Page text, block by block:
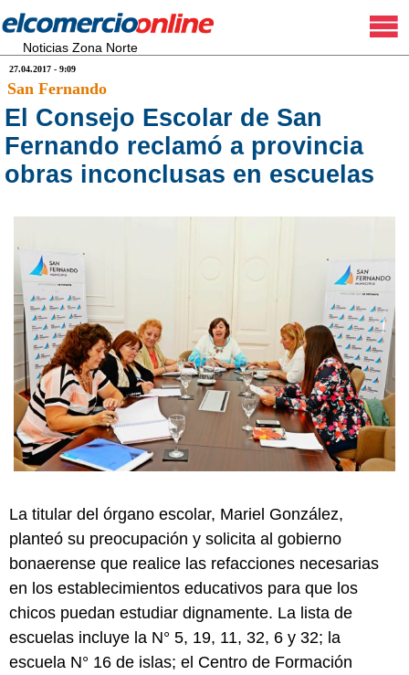
Noticias Zona Norte
27.04.2017 - 9:09
San Fernando
El Consejo Escolar de San
Fernando reclamó a provincia
obras inconclusas en escuelas
La titular del órgano escolar, Mariel González,
planteó su preocupación y solicita al gobierno
bonaerense que realice las refacciones necesarias
en los establecimientos educativos para que los
chicos puedan estudiar dignamente. La lista de
escuelas incluye la N° 5, 19, 11, 32, 6 y 32; la
escuela N° 16 de islas; el Centro de Formación